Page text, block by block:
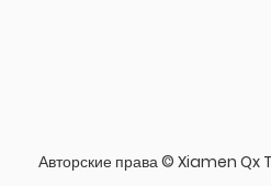
Авторские права © Xiamen Qx